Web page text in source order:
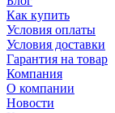
Как купить
Условия оплаты
Условия доставки
Гарантия на товар
Компания
О компании
Новости